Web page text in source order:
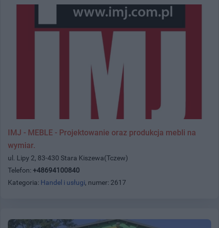
IMJ - MEBLE - Projektowanie oraz produkcja mebli na
wymiar.
ul. Lipy 2, 83-430 Stara Kiszewa(Tczew)
Telefon: +48694100840
Kategoria: Handel i usługi, numer: 2617